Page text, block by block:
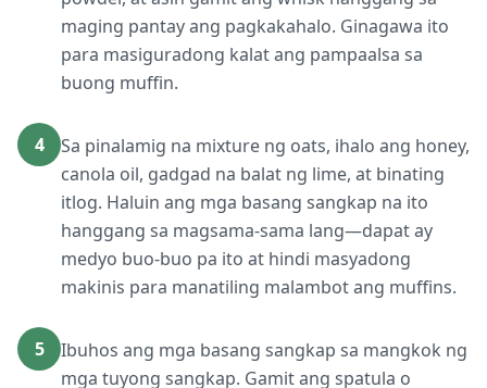
maging pantay ang pagkakahalo. Ginagawa ito
para masiguradong kalat ang pampaalsa sa
buong muffin.
4
Sa pinalamig na mixture ng oats, ihalo ang honey,
canola oil, gadgad na balat ng lime, at binating
itlog. Haluin ang mga basang sangkap na ito
hanggang sa magsama-sama lang—dapat ay
medyo buo-buo pa ito at hindi masyadong
makinis para manatiling malambot ang muffins.
5
Ibuhos ang mga basang sangkap sa mangkok ng
mga tuyong sangkap. Gamit ang spatula o